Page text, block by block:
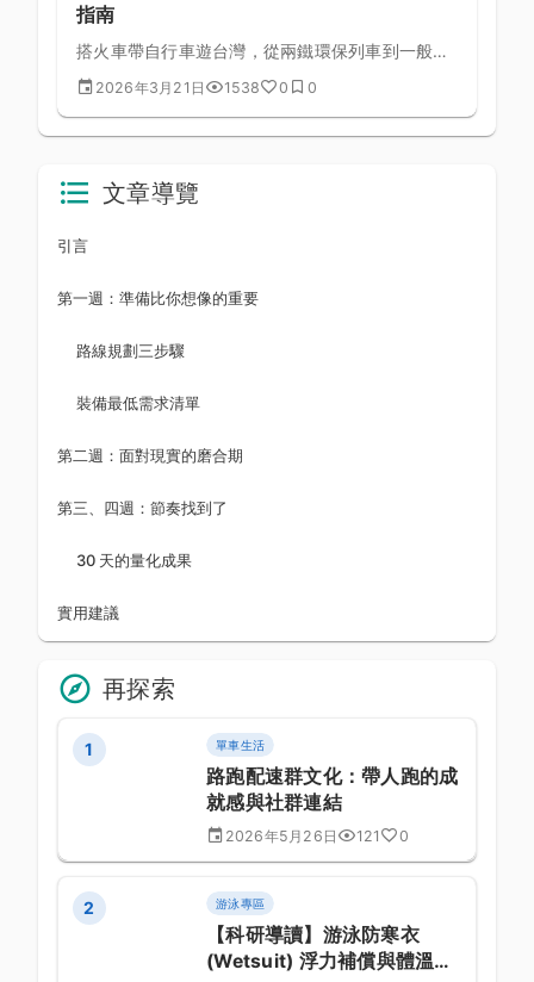
指南
搭火車帶自行車遊台灣，從兩鐵環保列車到一般車
廂攜車規定，完整解析各種鐵路攜車方式、票價、
預約流程與實用技巧。
2026年3月21日 1538 0 0
文章導覽
引言
第一週：準備比你想像的重要
路線規劃三步驟
裝備最低需求清單
第二週：面對現實的磨合期
第三、四週：節奏找到了
30 天的量化成果
實用建議
再探索
1 單車生活
路跑配速群文化：帶人跑的成
就感與社群連結
2026年5月26日 121 0
2 游泳專區
【科研導讀】游泳防寒衣
(Wetsuit) 浮力補償與體溫調